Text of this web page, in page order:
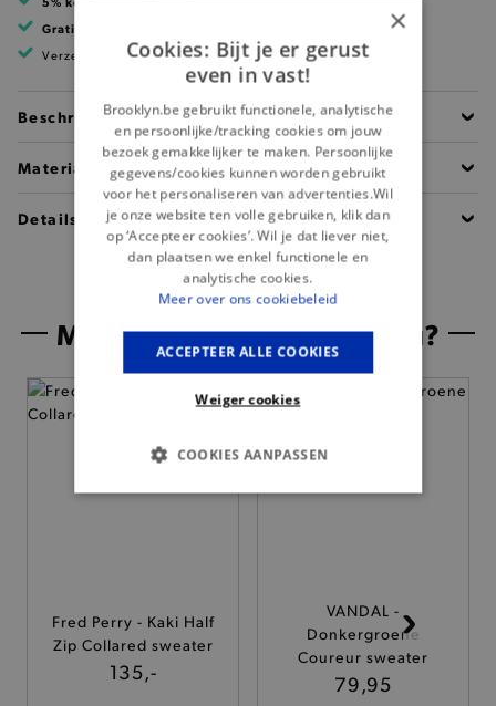
Gratis verzending
Verzending binnen 1 à 2 werkdagen
Beschrijving
Materiaal
Details
Misschien is dit iets voor jou?
Fred Perry - Kaki Half
Zip Collared sweater
135,-
VANDAL -
Donkergroene
Coureur sweater
79,95
×
Cookies: Bijt je er gerust
even in vast!
Brooklyn.be gebruikt functionele, analytische
en persoonlijke/tracking cookies om jouw
bezoek gemakkelijker te maken. Persoonlijke
gegevens/cookies kunnen worden gebruikt
voor het personaliseren van advertenties.Wil
je onze website ten volle gebruiken, klik dan
op ‘Accepteer cookies’. Wil je dat liever niet,
dan plaatsen we enkel functionele en
analytische cookies.
Meer over ons cookiebeleid
ACCEPTEER ALLE COOKIES
Weiger cookies
COOKIES AANPASSEN
BASIS COOKIES